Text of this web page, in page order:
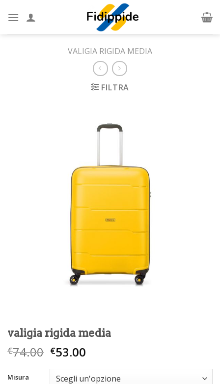
VALIGIA RIGIDA MEDIA
FILTRA
valigia rigida media
€74.00 €53.00
Misura